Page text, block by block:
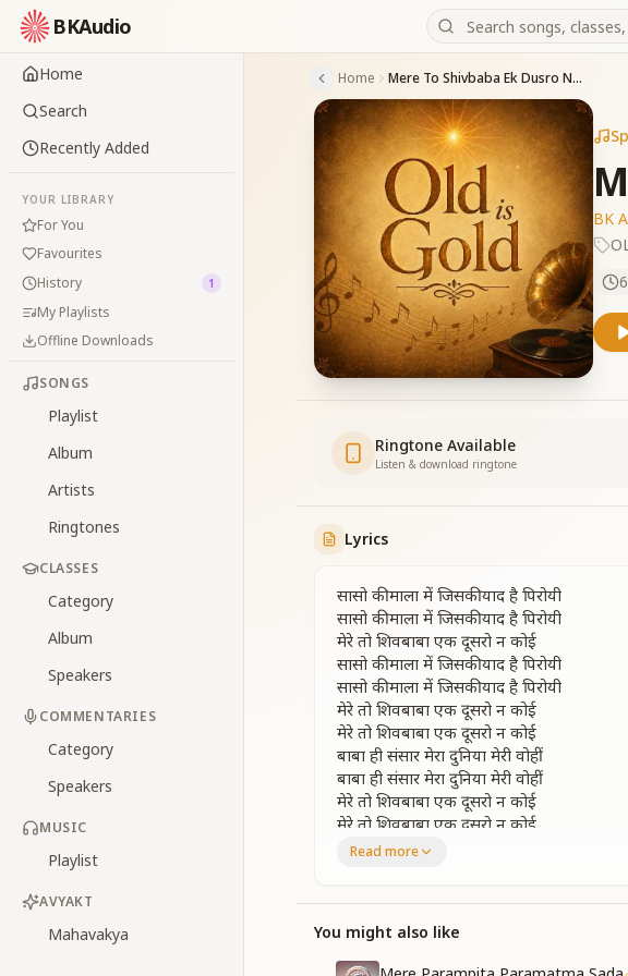
BKAudio
Home
Search
Recently Added
YOUR LIBRARY
For You
Favourites
History
1
My Playlists
Offline Downloads
SONGS
Playlist
Album
Artists
Ringtones
CLASSES
Category
Album
Speakers
COMMENTARIES
Category
Speakers
MUSIC
Playlist
AVYAKT
Mahavakya
Home Mere To Shivbaba Ek Dusro Na Koi
BK
Ringtone Available
Listen & download ringtone
Lyrics
सासो की माला में जिसकी याद है पिरोयी
सासो की माला में जिसकी याद है पिरोयी
मेरे तो शिवबाबा एक दूसरो न कोई
सासो की माला में जिसकी याद है पिरोयी
सासो की माला में जिसकी याद है पिरोयी
मेरे तो शिवबाबा एक दूसरो न कोई
मेरे तो शिवबाबा एक दूसरो न कोई
बाबा ही संसार मेरा दुनिया मेरी वोहीं
बाबा ही संसार मेरा दुनिया मेरी वोहीं
मेरे तो शिवबाबा एक दूसरो न कोई
मेरे तो शिवबाबा एक दूसरो न कोई
एक उसीसे दिल का रिश्ता एक उसीसे नाता है
इन नयनोंको सिवा शिवके और नजर न अाता है
इन नयनोंको सिवा शिवके और नजर न अाता है
Read more
You might also like